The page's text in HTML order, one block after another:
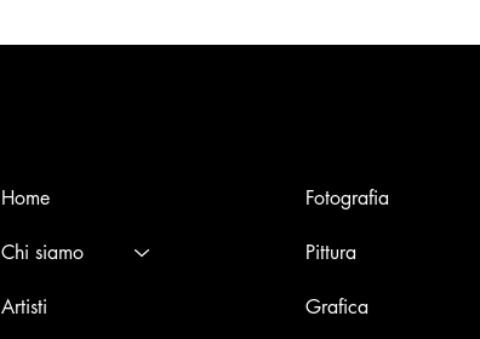
Home
Chi siamo
Artisti
Fotografia
Pittura
Grafica